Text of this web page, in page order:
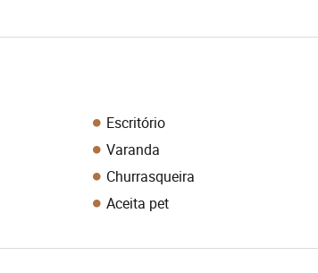
Escritório
Varanda
Churrasqueira
Aceita pet